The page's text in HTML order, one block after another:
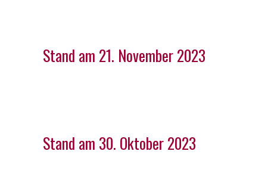
Stand am 21. November 2023
Stand am 30. Oktober 2023